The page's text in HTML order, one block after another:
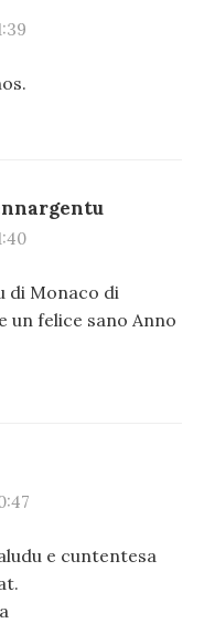
di Monaco di
un felice sano Anno
e cuntentesa